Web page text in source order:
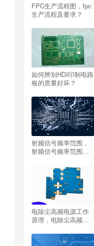
FPC生产流程图，fpc
生产流程及要求？
如何辨别HDI印制电路
板的质量好坏？
射频信号频率范围，
射频信号频率范围是
电除尘高频电源工作
原理，电除尘高频电